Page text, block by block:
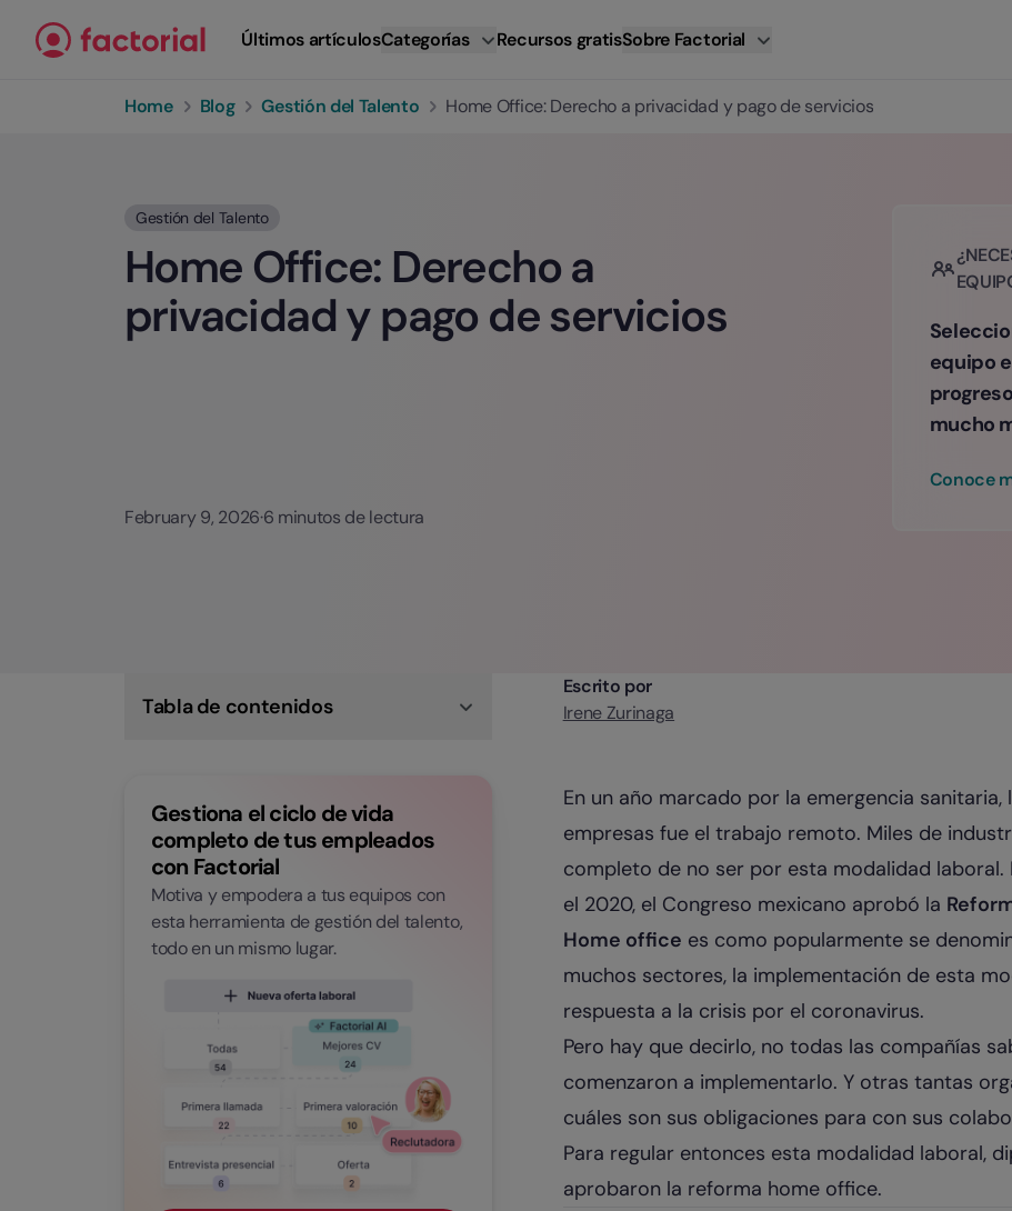
Últimos artículosCategorías Recursos gratisSobre Factorial
Home Blog Gestión del Talento Home Office: Derecho a privacidad y pago de servicios
Gestión del Talento
Home Office: Derecho a
privacidad y pago de servicios
February 9, 2026·6 minutos de lectura
equipo
mucho
Conoce
Tabla de contenidos
¿Cuáles son las obligaciones de los
trabajadores para realizar Home Office?
Supervisar el Home Office con Factorial
Gestiona el ciclo de vida
completo de tus empleados
con Factorial
Motiva y empodera a tus equipos con
esta herramienta de gestión del talento,
todo en un mismo lugar.
Escrito por
Irene Zurinaga
En un año marcado por la emergencia
empresas fue el trabajo remoto. Miles de
completo de no ser por esta modalidad
el 2020, el Congreso mexicano aprobó la
Home office es como popularmente se
muchos sectores, la implementación de esta
respuesta a la crisis por el coronavirus.
Pero hay que decirlo, no todas las compañías
comenzaron a implementarlo. Y otras tantas
cuáles son sus obligaciones para con sus
Para regular entonces esta modalidad laboral,
aprobaron la reforma home office.